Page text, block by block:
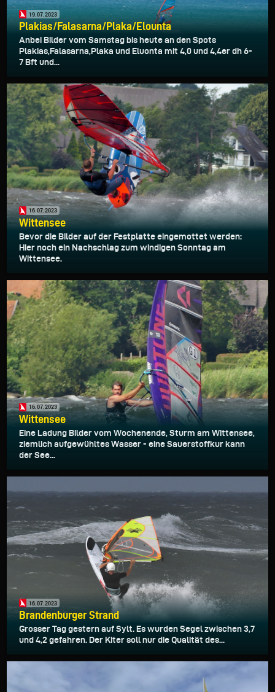
19.07.2023
Plakias/Falasarna/Plaka/Elounta
Anbei Bilder vom Samstag bis heute an den Spots
Plakias,Falasarna,Plaka und Eluonta mit 4,0 und 4,4er dh 6-
7 Bft und...
16.07.2023
Wittensee
Bevor die Bilder auf der Festplatte eingemottet werden:
Hier noch ein Nachschlag zum windigen Sonntag am
Wittensee.
16.07.2023
Wittensee
Eine Ladung Bilder vom Wochenende, Sturm am Wittensee,
ziemlich aufgewühltes Wasser - eine Sauerstoffkur kann
der See...
16.07.2023
Brandenburger Strand
Grosser Tag gestern auf Sylt. Es wurden Segel zwischen 3,7
und 4,2 gefahren. Der Kiter soll nur die Qualität des...